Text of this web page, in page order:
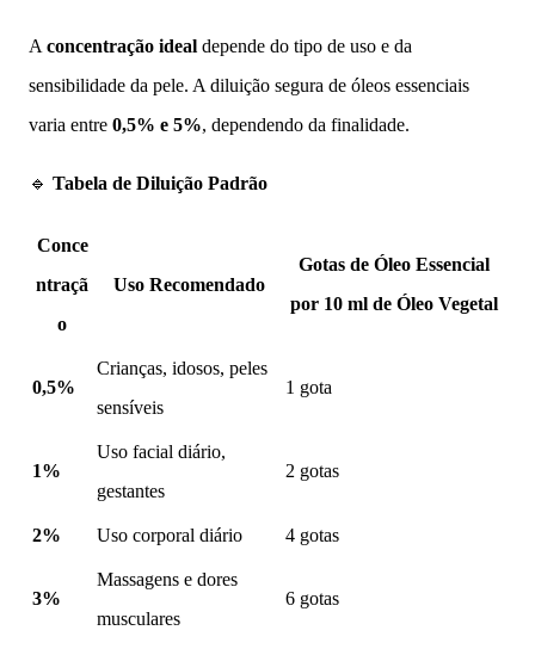
A concentração ideal depende do tipo de uso e da
sensibilidade da pele. A diluição segura de óleos essenciais
varia entre 0,5% e 5%, dependendo da finalidade.
🔹 Tabela de Diluição Padrão
Conce
ntraçã
o
Uso Recomendado
Gotas de Óleo Essencial
por 10 ml de Óleo Vegetal
0,5%
Crianças, idosos, peles
sensíveis
1 gota
1%
Uso facial diário,
gestantes
2 gotas
2% Uso corporal diário 4 gotas
3%
Massagens e dores
musculares
6 gotas